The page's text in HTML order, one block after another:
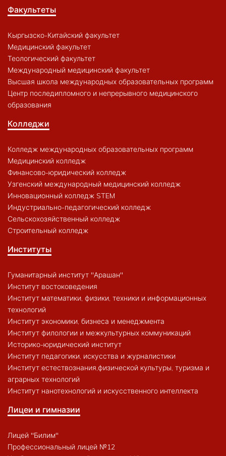
Факультеты
Кыргызско-Китайский факультет
Медицинский факультет
Теологический факультет
Международный медицинский факультет
Высшая школа международных образовательных программ
Центр последипломного и непрерывного медицинского
образования
Колледжи
Колледж международных образовательных программ
Медицинский колледж
Финансово-юридический колледж
Узгенский международный медицинский колледж
Инновационный колледж STEM
Индустриально-педагогический колледж
Сельскохозяйственный колледж
Строительный колледж
Институты
Гуманитарный институт "Арашан"
Институт востоковедения
Институт математики, физики, техники и информационных
технологий
Институт экономики, бизнеса и менеджмента
Институт филологии и межкультурных коммуникаций
Историко-юридический институт
Институт педагогики, искусства и журналистики
Институт естествознания,физической культуры, туризма и
аграрных технологий
Институт нанотехнологий и искусственного интеллекта
Лицеи и гимназии
Лицей "Билим"
Профессиональный лицей №12